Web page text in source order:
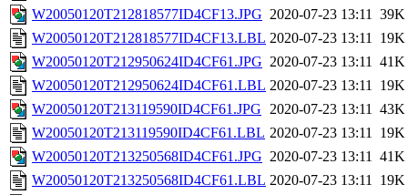
W20050120T212818577ID4CF13.JPG 2020-07-23 13:11 39K
W20050120T212818577ID4CF13.LBL 2020-07-23 13:11 19K
W20050120T212950624ID4CF61.JPG 2020-07-23 13:11 41K
W20050120T212950624ID4CF61.LBL 2020-07-23 13:11 19K
W20050120T213119590ID4CF61.JPG 2020-07-23 13:11 43K
W20050120T213119590ID4CF61.LBL 2020-07-23 13:11 19K
W20050120T213250568ID4CF61.JPG 2020-07-23 13:11 41K
W20050120T213250568ID4CF61.LBL 2020-07-23 13:11 19K